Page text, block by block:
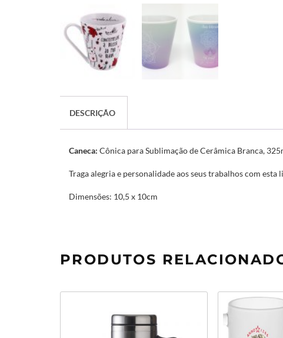
DESCRIÇÃO
Caneca: Cônica para Sublimação de Cerâmica Branca,
Traga alegria e personalidade aos seus trabalhos com esta
Dimensões: 10,5 x 10cm
PRODUTOS